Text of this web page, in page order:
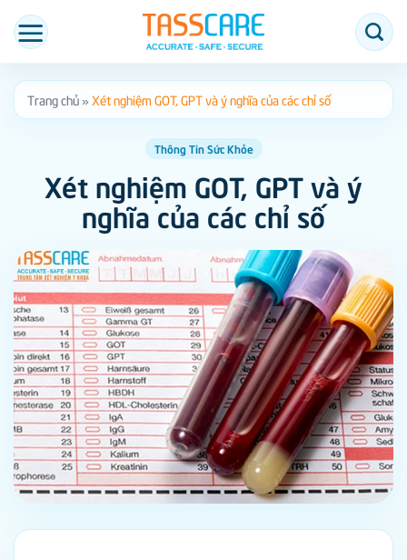
qua
dung
Trang chủ» Xét nghiệm GOT, GPT và ý nghĩa của các chỉ số
Thông Tin Sức Khỏe
Xét nghiệm GOT, GPT và ý
nghĩa của các chỉ số